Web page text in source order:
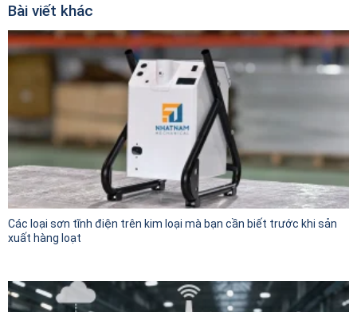
Bài viết khác
Các loại sơn tĩnh điện trên kim loại mà bạn cần biết trước khi sản
xuất hàng loạt